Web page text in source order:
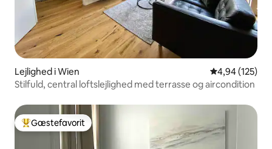
Lejlighed i Wien 4,94 ud af 5 i
4,94 (125)
Stilfuld, central loftslejlighed med terrasse og aircondition
Bedste gæstefavorit
Gæstefavorit